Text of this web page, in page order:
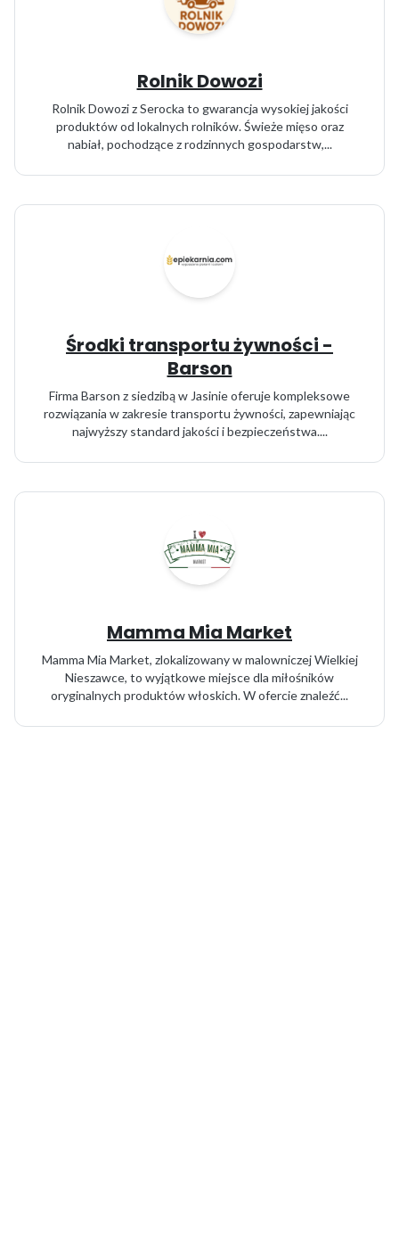
Rolnik Dowozi
Rolnik Dowozi z Serocka to gwarancja wysokiej jakości
produktów od lokalnych rolników. Świeże mięso oraz
nabiał, pochodzące z rodzinnych gospodarstw,...
Środki transportu żywności -
Barson
Firma Barson z siedzibą w Jasinie oferuje kompleksowe
rozwiązania w zakresie transportu żywności, zapewniając
najwyższy standard jakości i bezpieczeństwa....
Mamma Mia Market
Mamma Mia Market, zlokalizowany w malowniczej Wielkiej
Nieszawce, to wyjątkowe miejsce dla miłośników
oryginalnych produktów włoskich. W ofercie znaleźć...